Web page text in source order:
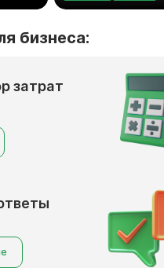
#законодательство
бизнеса:
затрат